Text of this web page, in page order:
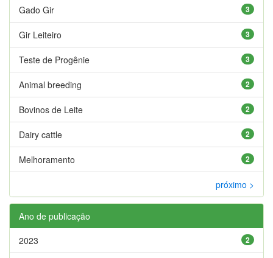
3
Gado Gir
3
Gir Leiteiro
3
Teste de Progênie
2
Animal breeding
2
Bovinos de Leite
2
Dairy cattle
2
Melhoramento
próximo >
Ano de publicação
2
2023